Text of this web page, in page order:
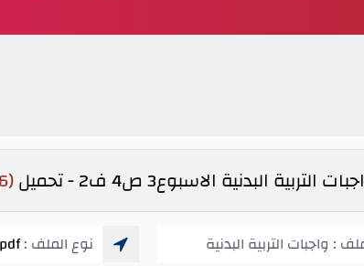
التربية البدنية الاسبوع3 ص4 ف2 - تحميل (883.46 KB)
: واجبات التربية البدنية
نوع الملف :pdf